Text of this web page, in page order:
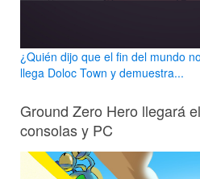
¿Quién dijo que el fin del mundo
llega Doloc Town y demuestra...
Ground Zero Hero llegará
consolas y PC